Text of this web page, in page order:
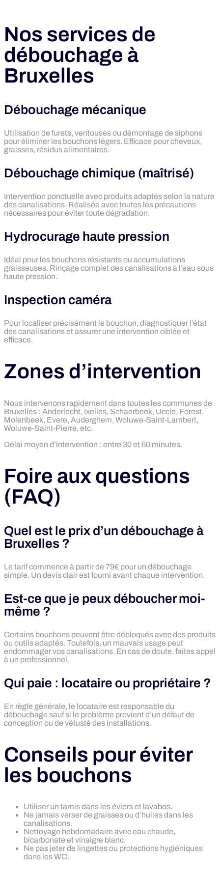
Nos services de
débouchage à
Bruxelles
Débouchage mécanique
Utilisation de furets, ventouses ou démontage de siphons
pour éliminer les bouchons légers. Efficace pour cheveux,
graisses, résidus alimentaires.
Débouchage chimique (maîtrisé)
Intervention ponctuelle avec produits adaptés selon la nature
des canalisations. Réalisée avec toutes les précautions
nécessaires pour éviter toute dégradation.
Hydrocurage haute pression
Idéal pour les bouchons résistants ou accumulations
graisseuses. Rinçage complet des canalisations à l’eau sous
haute pression.
Inspection caméra
Pour localiser précisément le bouchon, diagnostiquer l’état
des canalisations et assurer une intervention ciblée et
efficace.
Zones d’intervention
Nous intervenons rapidement dans toutes les communes de
Bruxelles : Anderlecht, Ixelles, Schaerbeek, Uccle, Forest,
Molenbeek, Evere, Auderghem, Woluwe-Saint-Lambert,
Woluwe-Saint-Pierre, etc.
Délai moyen d’intervention : entre 30 et 60 minutes.
Foire aux questions
(FAQ)
Quel est le prix d’un débouchage à
Bruxelles ?
Le tarif commence à partir de 79€ pour un débouchage
simple. Un devis clair est fourni avant chaque intervention.
Est-ce que je peux déboucher moi-
même ?
Certains bouchons peuvent être débloqués avec des produits
ou outils adaptés. Toutefois, un mauvais usage peut
endommager vos canalisations. En cas de doute, faites appel
à un professionnel.
Qui paie : locataire ou propriétaire ?
En règle générale, le locataire est responsable du
débouchage sauf si le problème provient d’un défaut de
conception ou de vétusté des installations.
Conseils pour éviter
les bouchons
Utiliser un tamis dans les éviers et lavabos.
Ne jamais verser de graisses ou d’huiles dans les
canalisations.
Nettoyage hebdomadaire avec eau chaude,
bicarbonate et vinaigre blanc.
Ne pas jeter de lingettes ou protections hygiéniques
dans les WC.